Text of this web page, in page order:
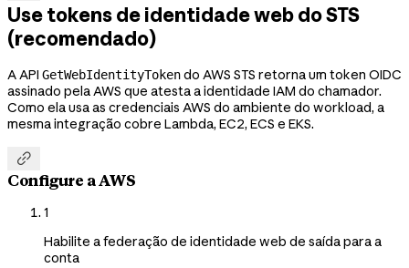
Use tokens de identidade web do STS
(recomendado)
A API GetWebIdentityTokendo AWS STS retorna um token OIDC
assinado pela AWS que atesta a identidade IAM do chamador.
Como ela usa as credenciais AWS do ambiente do workload, a
mesma integração cobre Lambda, EC2, ECS e EKS.

Configure a AWS
1
Habilite a federação de identidade web de saída para a
conta